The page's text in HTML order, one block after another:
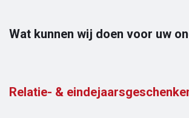
Wat kunnen wij doen voor uw
Relatie- &